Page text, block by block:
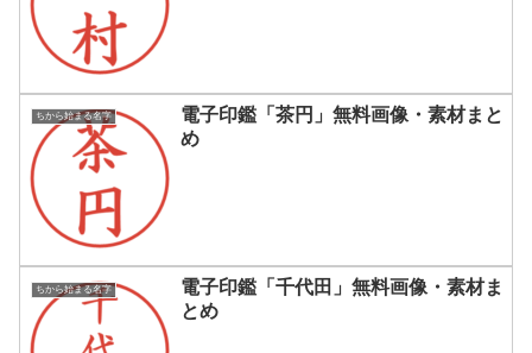
ちから始まる名字
電子印鑑「茶円」無料画像・素材まと
め
ちから始まる名字
電子印鑑「千代田」無料画像・素材ま
とめ